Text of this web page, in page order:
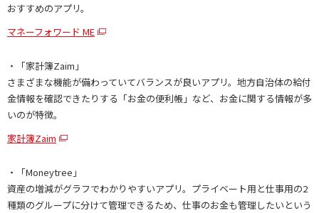
おすすめのアプリ。
マネーフォワード ME
・「家計簿Zaim」
さまざまな機能が備わっていてバランスが良いアプリ。地方自治体の給付
金情報を確認できたりする「お金の便利帳」など、お金に関する情報が多
いのが特徴。
家計簿Zaim
・「Moneytree」
資産の増減がグラフでわかりやすいアプリ。プライベート用と仕事用の2
種類のグループに分けて管理できるため、仕事のお金も管理したいという